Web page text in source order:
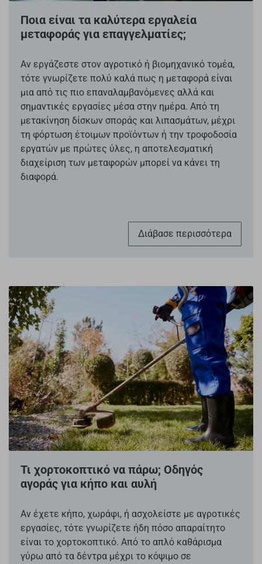
Ποια είναι τα καλύτερα εργαλεία
μεταφοράς για επαγγελματίες;
Αν εργάζεστε στον αγροτικό ή βιομηχανικό τομέα,
τότε γνωρίζετε πολύ καλά πως η μεταφορά είναι
μια από τις πιο επαναλαμβανόμενες αλλά και
σημαντικές εργασίες μέσα στην ημέρα. Από τη
μετακίνηση δίσκων σποράς και λιπασμάτων, μέχρι
τη φόρτωση έτοιμων προϊόντων ή την τροφοδοσία
εργατών με πρώτες ύλες, η αποτελεσματική
διαχείριση των μεταφορών μπορεί να κάνει τη
διαφορά.
Διάβασε περισσότερα
Τι χορτοκοπτικό να πάρω; Οδηγός
αγοράς για κήπο και αυλή
Αν έχετε κήπο, χωράφι, ή ασχολείστε με αγροτικές
εργασίες, τότε γνωρίζετε ήδη πόσο απαραίτητο
είναι το χορτοκοπτικό. Από το απλό καθάρισμα
γύρω από τα δέντρα μέχρι το κόψιμο σε